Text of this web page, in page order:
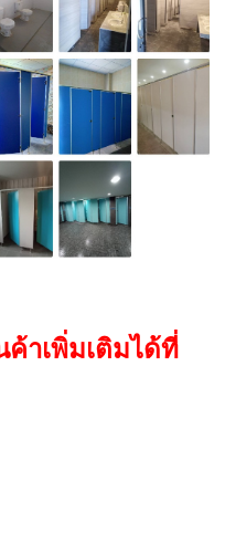
ค้าเพิ่มเติมได้ที่